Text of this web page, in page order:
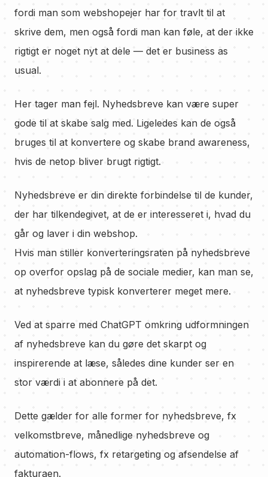
fordi man som webshopejer har for travlt til at
skrive dem, men også fordi man kan føle, at der ikke
rigtigt er noget nyt at dele — det er business as
usual.
Her tager man fejl. Nyhedsbreve kan være super
gode til at skabe salg med. Ligeledes kan de også
bruges til at konvertere og skabe brand awareness,
hvis de netop bliver brugt rigtigt.
Nyhedsbreve er din direkte forbindelse til de kunder,
der har tilkendegivet, at de er interesseret i, hvad du
går og laver i din webshop.
Hvis man stiller konverteringsraten på nyhedsbreve
op overfor opslag på de sociale medier, kan man se,
at nyhedsbreve typisk konverterer meget mere.
Ved at sparre med ChatGPT omkring udformningen
af nyhedsbreve kan du gøre det skarpt og
inspirerende at læse, således dine kunder ser en
stor værdi i at abonnere på det.
Dette gælder for alle former for nyhedsbreve, fx
velkomstbreve, månedlige nyhedsbreve og
automation-flows, fx retargeting og afsendelse af
fakturaen.